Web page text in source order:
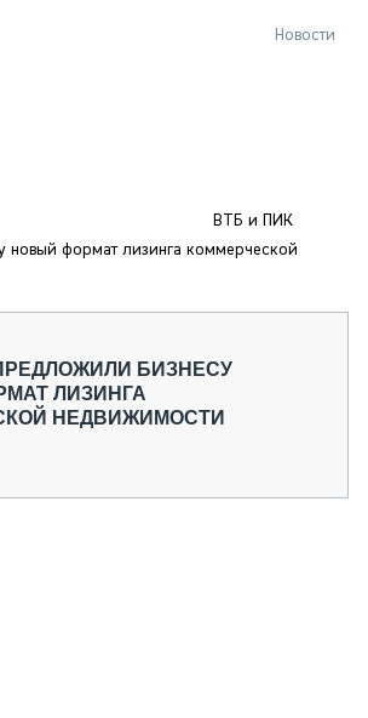
ТЕХНИКИ
Новости
ВТБ и ПИК
новый формат лизинга коммерческой
БИЗНЕСУ
ЛИЗИНГА
НЕДВИЖИМОСТИ